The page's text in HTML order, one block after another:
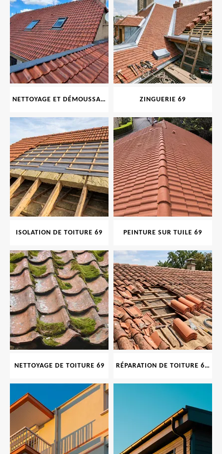
NETTOYAGE ET DÉMOUSSAGE DE TOITURE ET FAÇADE 69 ZINGUERIE 69
ISOLATION DE TOITURE 69 PEINTURE SUR TUILE 69
NETTOYAGE DE TOITURE 69 RÉPARATION DE TOITURE 69 RHONE, TUILES CASSÉES OU ABIMÉES